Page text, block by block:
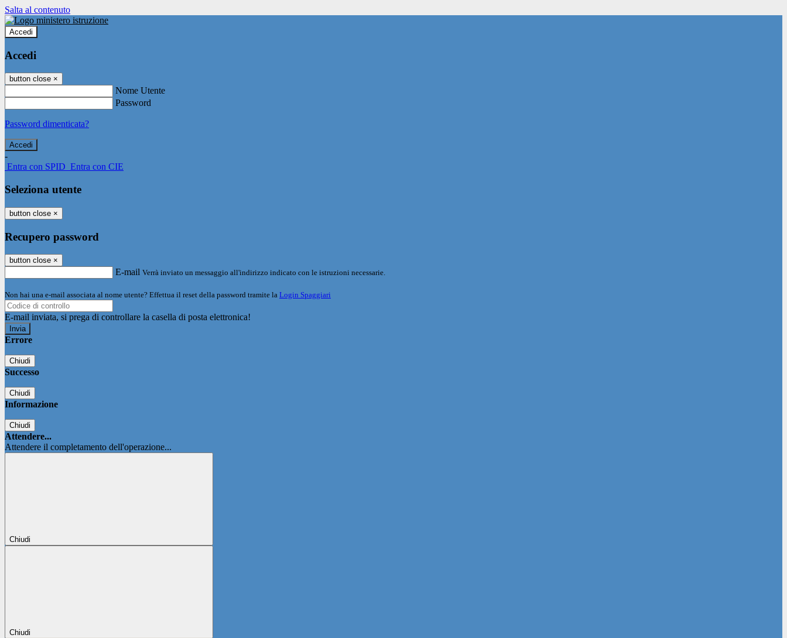
Salta al contenuto
Accedi
Accedi
button close ×
Nome Utente
Password
Password dimenticata?
-
Entra con SPID Entra con CIE
Seleziona utente
button close ×
Recupero password
button close ×
E-mail Verrà inviato un messaggio all'indirizzo indicato con le istruzioni necessarie.
Non hai una e-mail associata al nome utente? Effettua il reset della password tramite la Login Spaggiari
E-mail inviata, si prega di controllare la casella di posta elettronica!
Errore
Chiudi
Successo
Chiudi
Informazione
Chiudi
Attendere...
Attendere il completamento dell'operazione...
Chiudi
Chiudi